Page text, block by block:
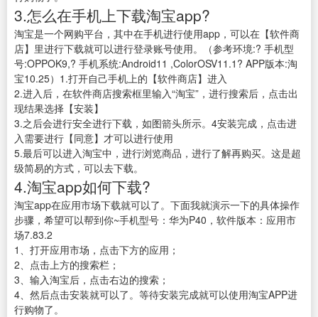
3.怎么在手机上下载淘宝app?
淘宝是一个网购平台，其中在手机进行使用app，可以在【软件商
店】里进行下载就可以进行登录账号使用。（参考环境:? 手机型
号:OPPOK9,? 手机系统:Android11 ,ColorOSV11.1? APP版本:淘
宝10.25）1.打开自己手机上的【软件商店】进入
2.进入后，在软件商店搜索框里输入“淘宝”，进行搜索后，点击出
现结果选择【安装】
3.之后会进行安全进行下载，如图箭头所示。4安装完成，点击进
入需要进行【同意】才可以进行使用
5.最后可以进入淘宝中，进行浏览商品，进行了解再购买。这是超
级简易的方式，可以去下载。
4.淘宝app如何下载?
淘宝app在应用市场下载就可以了。下面我就演示一下的具体操作
步骤，希望可以帮到你~手机型号：华为P40，软件版本：应用市
场7.83.2
1、打开应用市场，点击下方的应用；
2、点击上方的搜索栏；
3、输入淘宝后，点击右边的搜索；
4、然后点击安装就可以了。等待安装完成就可以使用淘宝APP进
行购物了。